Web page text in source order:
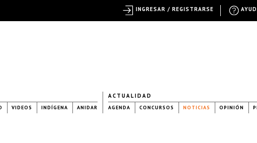
VIDEOS INDÍGENA ANIDAR
ACTUALIDAD
AGENDA CONCURSOS NOTICIAS OPINIÓN
INGRESAR / REGISTRARSE